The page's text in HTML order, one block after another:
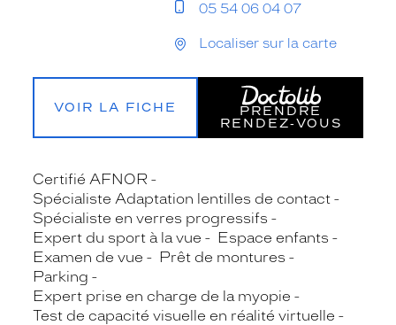
05 54 06 04 07
Localiser sur la carte
VOIR LA FICHE
PRENDRE
RENDEZ‑VOUS
Certifié AFNOR
Spécialiste Adaptation lentilles de contact
Spécialiste en verres progressifs
Expert du sport à la vue
Espace enfants
Examen de vue
Prêt de montures
Parking
Expert prise en charge de la myopie
Test de capacité visuelle en réalité virtuelle